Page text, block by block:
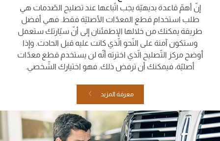
إنّ أهمّ قاعدة بديهيّة يجب اتّباعها عند تصليح الصّدمات هي
طلب استخدام قطع المعدّات الأصليّة فقط. فهي أفضل
طريقة يمكنك من خلالها الإطمئنان إلى أنّ سيّارتك ستعمل
وستكون آمنة على النّحو الّذي كانت عليه قبل الحادث. وإذا
أوضح مركز التّصليح الّذي اخترته أنّه لن يستخدم قطع معدّات
أصليّة، فيمكنك أن ترفض ذلك. فهو اختيارك الشّخصي.
معرفة المزيد